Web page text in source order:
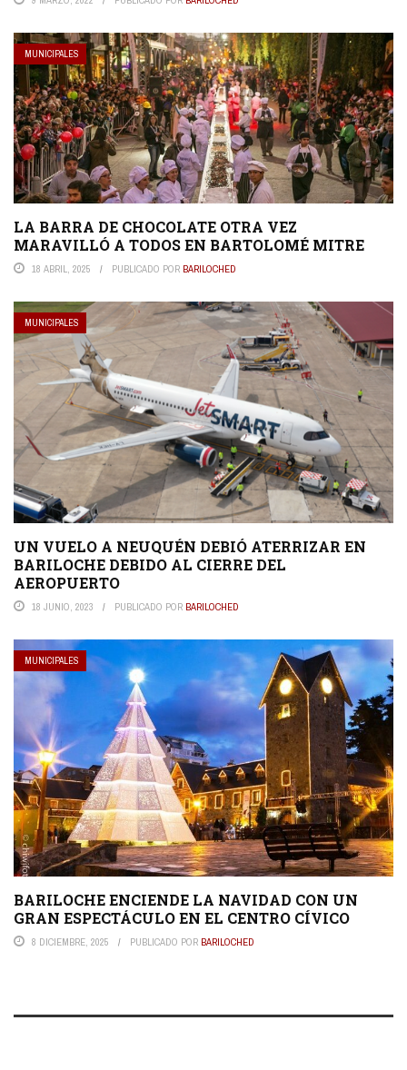
MUNICIPALES
LA BARRA DE CHOCOLATE OTRA VEZ
MARAVILLÓ A TODOS EN BARTOLOMÉ MITRE
18 ABRIL, 2025 PUBLICADO POR BARILOCHED
MUNICIPALES
UN VUELO A NEUQUÉN DEBIÓ ATERRIZAR EN
BARILOCHE DEBIDO AL CIERRE DEL
AEROPUERTO
18 JUNIO, 2023 PUBLICADO POR BARILOCHED
MUNICIPALES
BARILOCHE ENCIENDE LA NAVIDAD CON UN
GRAN ESPECTÁCULO EN EL CENTRO CÍVICO
8 DICIEMBRE, 2025 PUBLICADO POR BARILOCHED